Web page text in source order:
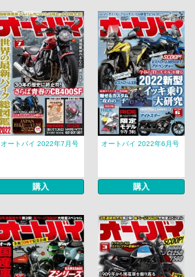
オートバイ 2022年7月号
購入
オートバイ 2022年6月号
購入